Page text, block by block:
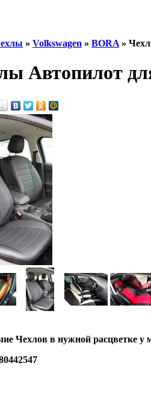
» Volkswagen » BORA »
Автопилот
Чехлов в нужной расцветке у